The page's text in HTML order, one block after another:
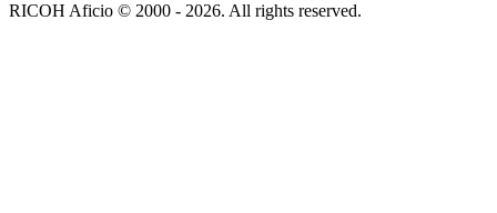
RICOH Aficio © 2000 - 2026. All rights reserved.